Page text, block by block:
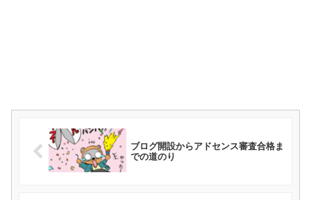
ブログ開設からアドセンス審査合格ま
での道のり